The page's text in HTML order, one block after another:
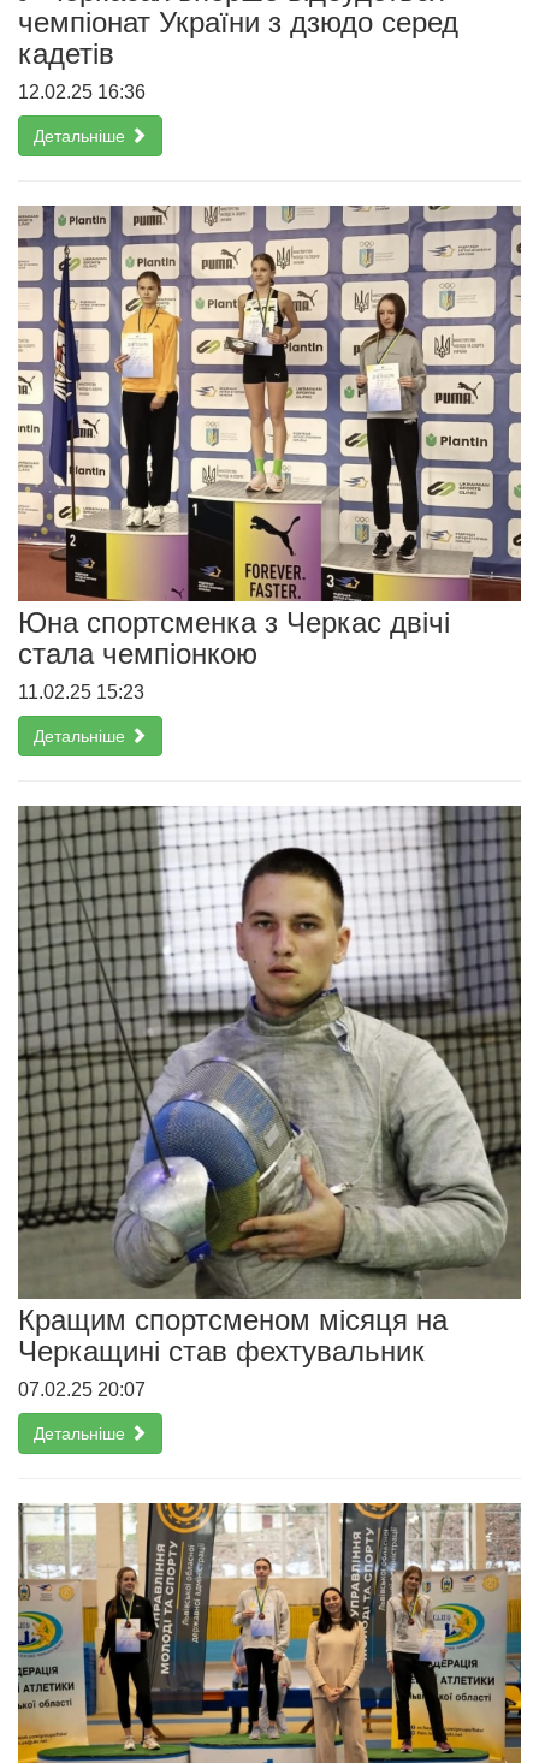
чемпіонат України з дзюдо серед
кадетів
12.02.25 16:36
Детальніше
Юна спортсменка з Черкас двічі
стала чемпіонкою
11.02.25 15:23
Детальніше
Кращим спортсменом місяця на
Черкащині став фехтувальник
07.02.25 20:07
Детальніше